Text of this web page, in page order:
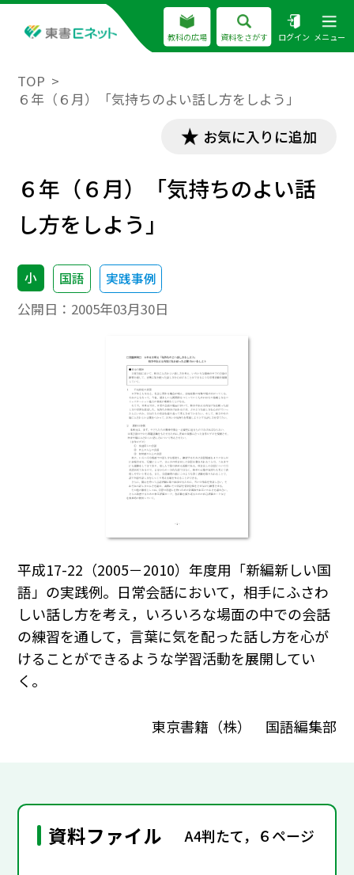
教科の広場 資料をさがす ログイン メニュー
TOP
６年（６月）「気持ちのよい話し方をしよう」
お気に入りに追加
６年（６月）「気持ちのよい話
し方をしよう」
小 国語 実践事例
公開日： 2005年03月30日
平成17-22（2005－2010）年度用「新編新しい国
語」の実践例。日常会話において，相手にふさわ
しい話し方を考え，いろいろな場面の中での会話
の練習を通して，言葉に気を配った話し方を心が
けることができるような学習活動を展開してい
く。
東京書籍（株） 国語編集部
資料ファイル A4判たて，６ページ